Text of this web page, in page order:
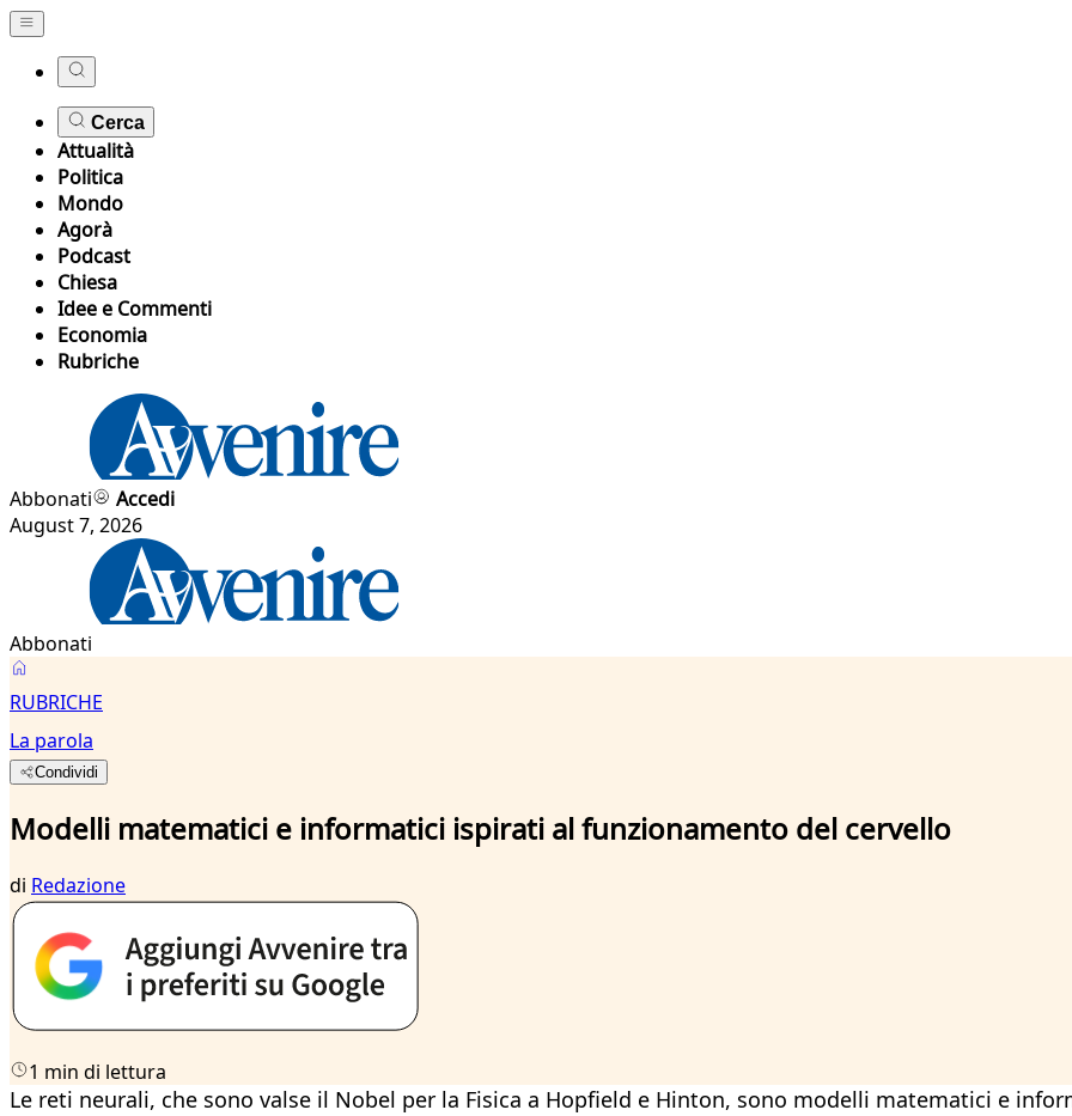
Cerca
Attualità
Politica
Mondo
Agorà
Podcast
Chiesa
Idee e Commenti
Economia
Rubriche
Abbonati
Accedi
August 7, 2026
Abbonati
RUBRICHE
La parola
Condividi
Modelli matematici e informatici ispirati al funzionamento del cervello
di Redazione
1 min di lettura
Le reti neurali, che sono valse il Nobel per la Fisica a Hopfield e Hinton, sono modelli matematici e